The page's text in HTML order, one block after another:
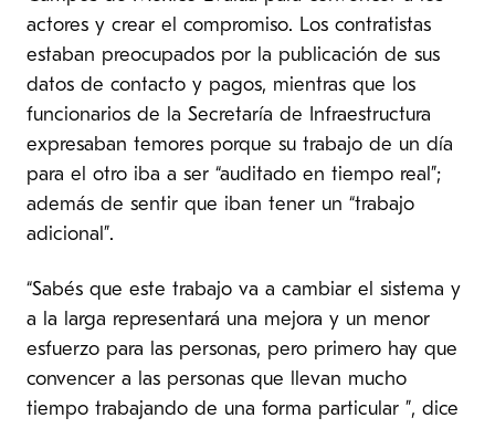
actores y crear el compromiso. Los contratistas
estaban preocupados por la publicación de sus
datos de contacto y pagos, mientras que los
funcionarios de la Secretaría de Infraestructura
expresaban temores porque su trabajo de un día
para el otro iba a ser “auditado en tiempo real”;
además de sentir que iban tener un “trabajo
adicional”.
“Sabés que este trabajo va a cambiar el sistema y
a la larga representará una mejora y un menor
esfuerzo para las personas, pero primero hay que
convencer a las personas que llevan mucho
tiempo trabajando de una forma particular ”, dice